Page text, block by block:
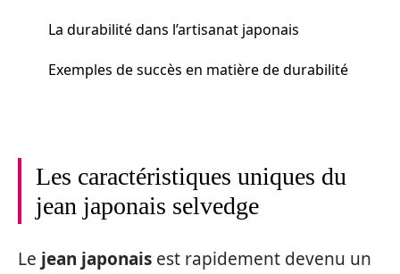
La durabilité dans l’artisanat japonais
Exemples de succès en matière de durabilité
Les caractéristiques uniques du
jean japonais selvedge
Le jean japonais est rapidement devenu un